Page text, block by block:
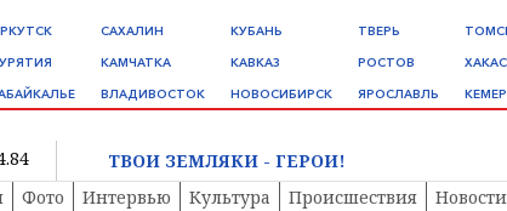
САХАЛИН
КАМЧАТКА
ВЛАДИВОСТОК
КУБАНЬ
КАВКАЗ
НОВОСИБИРСК
ТВЕРЬ
РОСТОВ
ЯРОСЛАВЛЬ
ТВОИ ЗЕМЛЯКИ - ГЕРОИ!
Фото Интервью Культура Происшествия